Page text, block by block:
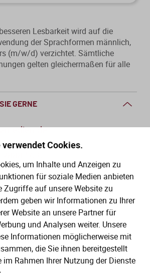
Cookies.
um Inhalte und Anzeigen zu
für soziale Medien anbieten
Zugriffe auf unsere Website zu
geben wir Informationen zu Ihrer
Website an unsere Partner für
und Analysen weiter. Unsere
Informationen möglicherweise mit
die Sie ihnen bereitgestellt
im Rahmen Ihrer Nutzung der Dienste
GERNE
medien.de
Uhr
Uhr
Lesbarkeit wird auf die
der Sprachformen männlich,
(m/w/d) verzichtet. Sämtliche
gelten gleichermaßen für alle